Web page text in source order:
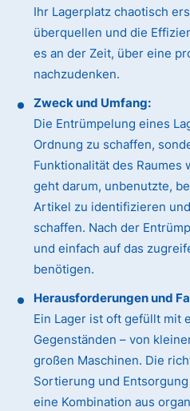
Ihr Lagerplatz chaotisch
überquellen und die
es an der Zeit, über eine
nachzudenken.
Zweck und Umfang:
Die Entrümpelung eines
Ordnung zu schaffen,
Funktionalität des Raumes
geht darum, unbenutzte,
Artikel zu identifizieren
schaffen. Nach der
und einfach auf das
benötigen.
Herausforderungen und
Ein Lager ist oft gefüllt mit
Gegenständen – von
großen Maschinen. Die
Sortierung und
eine Kombination aus